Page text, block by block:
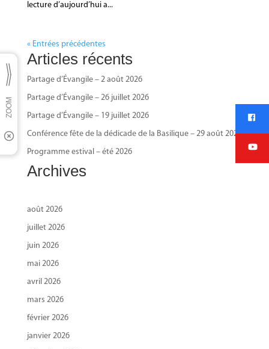
lecture d’aujourd’hui a...
« Entrées précédentes
Articles récents
Partage d’Évangile – 2 août 2026
Partage d’Évangile – 26 juillet 2026
Partage d’Évangile – 19 juillet 2026
Conférence fête de la dédicade de la Basilique – 29 août 2026
Programme estival – été 2026
Archives
août 2026
juillet 2026
juin 2026
mai 2026
avril 2026
mars 2026
février 2026
janvier 2026